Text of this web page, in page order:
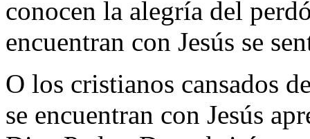
conocen la alegría del
encuentran con Jesús se
O los cristianos cansados
se encuentran con Jesús